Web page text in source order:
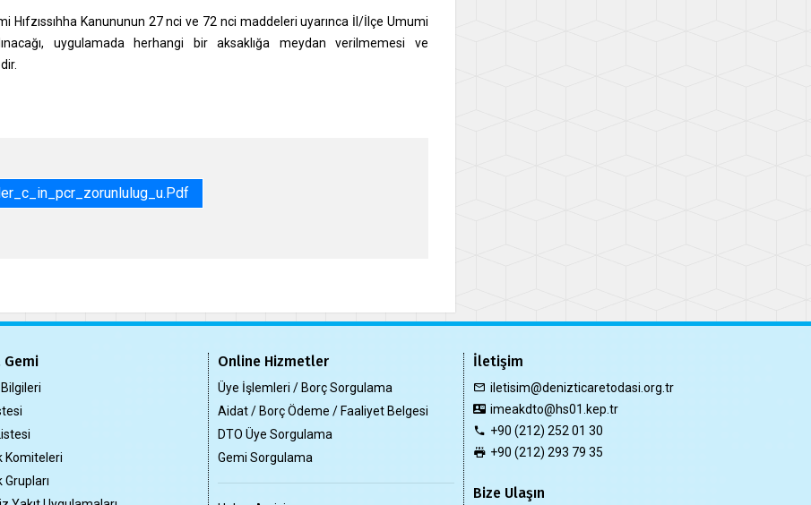
Hıfzıssıhha Kanununun 27 nci ve 72 nci maddeleri uyarınca İl/İlçe Umumi
uygulamada herhangi bir aksaklığa meydan verilmemesi ve
Gemi
Komiteleri
Grupları
Online Hizmetler
Üye İşlemleri / Borç Sorgulama
Aidat / Borç Ödeme / Faaliyet Belgesi
DTO Üye Sorgulama
Gemi Sorgulama
İletişim
iletisim@denizticaretodasi.org.tr
imeakdto@hs01.kep.tr
+90 (212) 252 01 30
+90 (212) 293 79 35
Bize Ulaşın